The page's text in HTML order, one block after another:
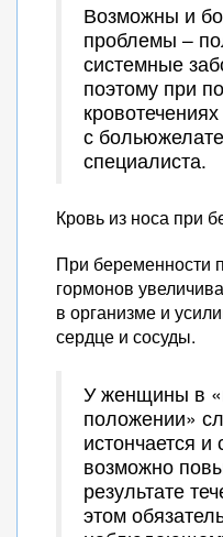
Возможны и
проблемы –
системные
поэтому при
с
специалиста.
Кровь из носа при
При беременности
гормонов
в организме и
сердце и сосуды.
У женщины в
положении»
истончается и
возможно
результате
этом